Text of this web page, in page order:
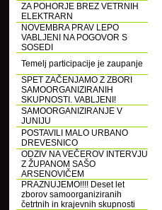
ZA POHORJE BREZ VETRNIH
ELEKTRARN
NOVEMBRA PRAV LEPO
VABLJENI NA POGOVOR S
SOSEDI
Temelj participacije je zaupanje
SPET ZAČENJAMO Z ZBORI
SAMOORGANIZIRANIH
SKUPNOSTI. VABLJENI!
SAMOORGANIZIRANJE V
JUNIJU
POSTAVILI MALO URBANO
DREVESNICO
ODZIV NA VEČEROV INTERVJU
Z ŽUPANOM SAŠO
ARSENOVIČEM
PRAZNUJEMO!!!! Deset let
zborov samoorganiziranih
četrtnih in krajevnih skupnosti